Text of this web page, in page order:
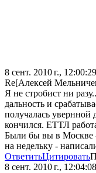
8 сент. 2010 г., 12:00:29
Re[Алексей
Я не стробист ни
дальность и
получалась увернной
кончился. ЕТТЛ
Были бы вы в Москве -
на недельку -
ОтветитьЦитировать
8 сент. 2010 г., 12:04:08